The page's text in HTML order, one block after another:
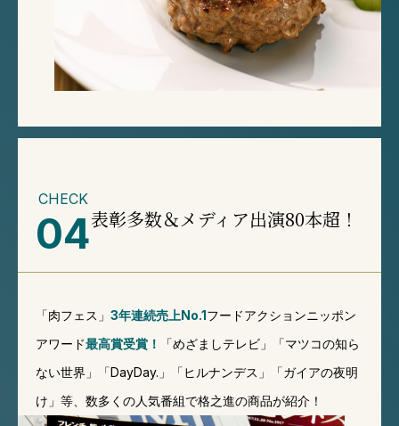
CHECK
04表彰多数＆メディア出演80本超！
「肉フェス」 3年連続売上No.1フードアクションニッポン
アワード最高賞受賞！
「めざましテレビ」「マツコの知ら
ない世界」「DayDay.」「ヒルナンデス」「ガイアの夜明
け」等、数多くの人気番組で格之進の商品が紹介！